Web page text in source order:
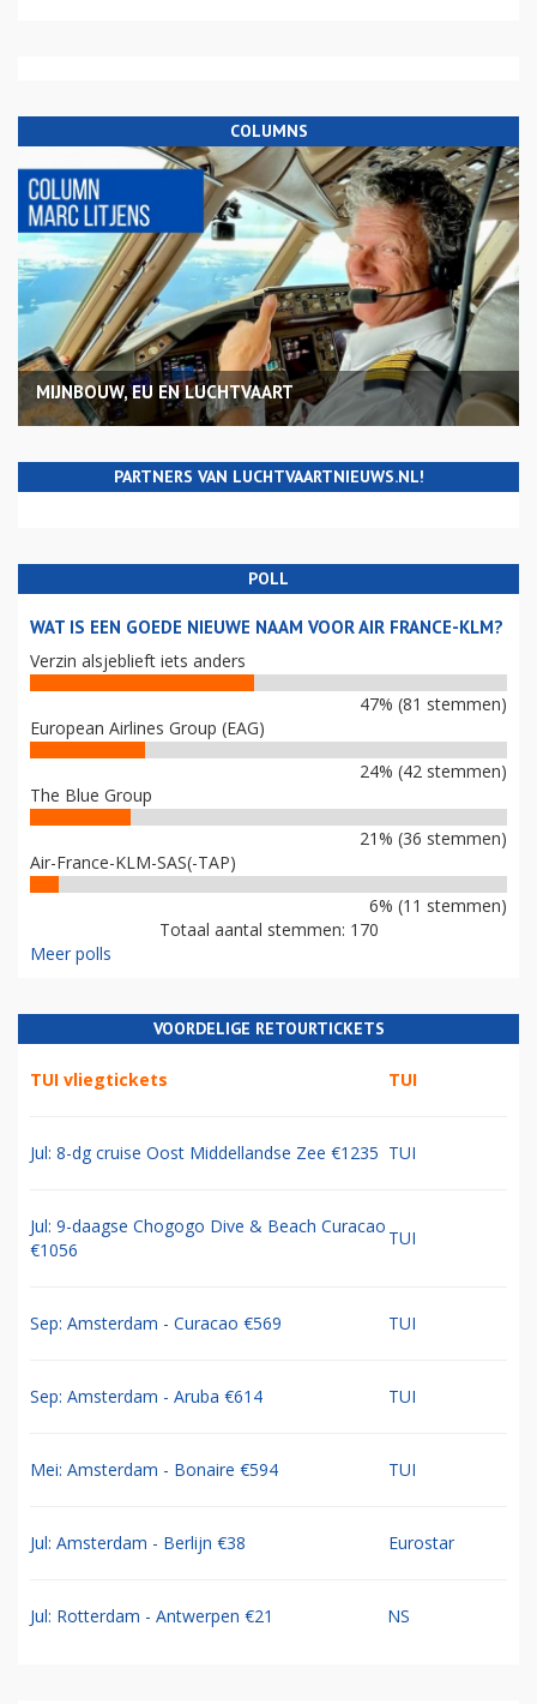
COLUMNS
MIJNBOUW, EU EN LUCHTVAART
PARTNERS VAN LUCHTVAARTNIEUWS.NL!
POLL
WAT IS EEN GOEDE NIEUWE NAAM VOOR AIR FRANCE-KLM?
Verzin alsjeblieft iets anders
47% (81 stemmen)
European Airlines Group (EAG)
24% (42 stemmen)
The Blue Group
21% (36 stemmen)
Air-France-KLM-SAS(-TAP)
6% (11 stemmen)
Totaal aantal stemmen: 170
Meer polls
VOORDELIGE RETOURTICKETS
TUI vliegtickets TUI
Jul: 8-dg cruise Oost Middellandse Zee €1235 TUI
Jul: 9-daagse Chogogo Dive & Beach Curacao
€1056
TUI
Sep: Amsterdam - Curacao €569 TUI
Sep: Amsterdam - Aruba €614 TUI
Mei: Amsterdam - Bonaire €594 TUI
Jul: Amsterdam - Berlijn €38 Eurostar
Jul: Rotterdam - Antwerpen €21 NS